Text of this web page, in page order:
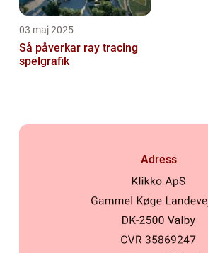
03 maj 2025
Så påverkar ray tracing
spelgrafik
Adress